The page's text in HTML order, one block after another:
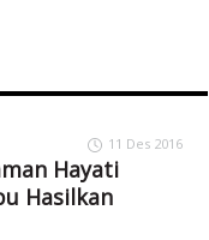
11 Des 2016
Hayati
Hasilkan